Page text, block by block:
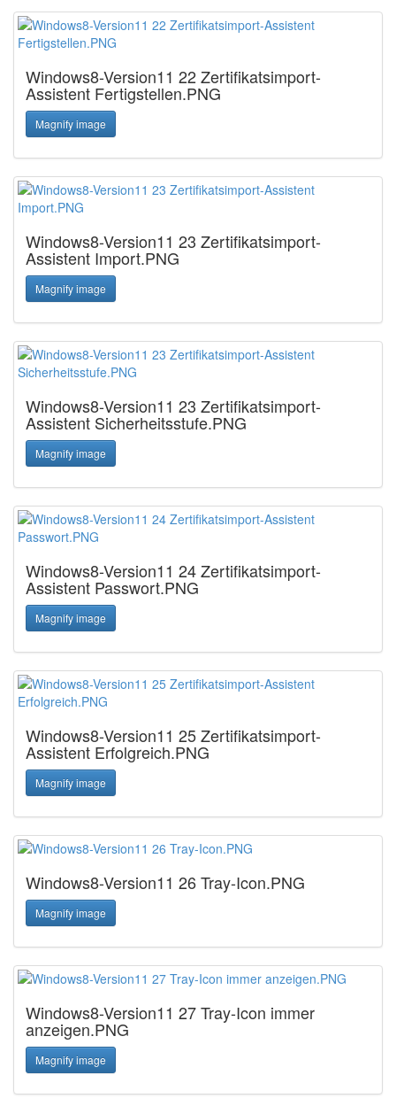
Windows8-Version11 22 Zertifikatsimport-
Assistent Fertigstellen.PNG
Magnify image
Windows8-Version11 23 Zertifikatsimport-
Assistent Import.PNG
Magnify image
Windows8-Version11 23 Zertifikatsimport-
Assistent Sicherheitsstufe.PNG
Magnify image
Windows8-Version11 24 Zertifikatsimport-
Assistent Passwort.PNG
Magnify image
Windows8-Version11 25 Zertifikatsimport-
Assistent Erfolgreich.PNG
Magnify image
Windows8-Version11 26 Tray-Icon.PNG
Magnify image
Windows8-Version11 27 Tray-Icon immer
anzeigen.PNG
Magnify image